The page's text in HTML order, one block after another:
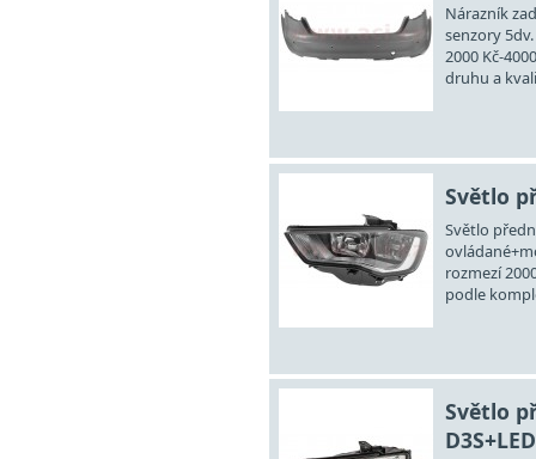
Nárazník
senzory
2000 Kč-
druhu a
Světlo
Světlo
rozmezí
podle
Světlo